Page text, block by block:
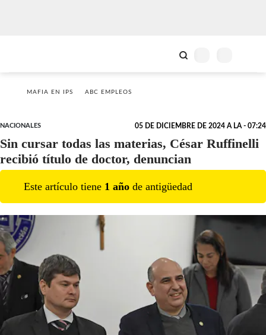
MAFIA EN IPS ABC EMPLEOS
NACIONALES 05 DE DICIEMBRE DE 2024 A LA - 07:24
Sin cursar todas las materias, César Ruffinelli
recibió título de doctor, denuncian
Este artículo tiene 1 año de antigüedad